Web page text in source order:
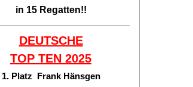
in 15 Regatten!!
DEUTSCHE
TOP TEN 2025
1. Platz Frank Hänsgen